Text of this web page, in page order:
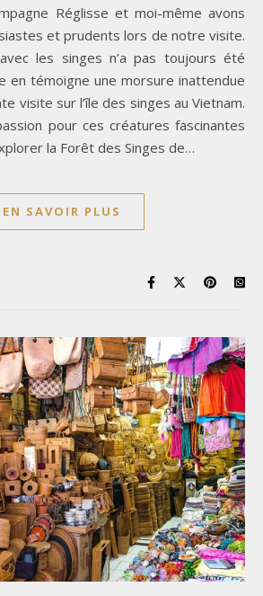
Réglisse et moi-même avons
et prudents lors de notre visite.
les singes n’a pas toujours été
en témoigne une morsure inattendue
visite sur l’île des singes au Vietnam.
pour ces créatures fascinantes
la Forêt des Singes de…
EN SAVOIR PLUS